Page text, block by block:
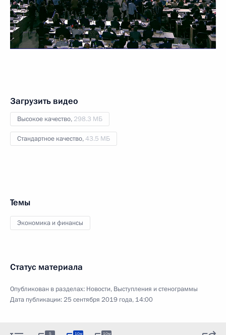
Загрузить видео
Высокое качество, 298.3 МБ
Стандартное качество,43.5 МБ
Темы
Экономика и финансы
Статус материала
Опубликован в разделах: Новости, Выступления и стенограммы
Дата публикации:25 сентября 2019 года, 14:00
5 10м 10м